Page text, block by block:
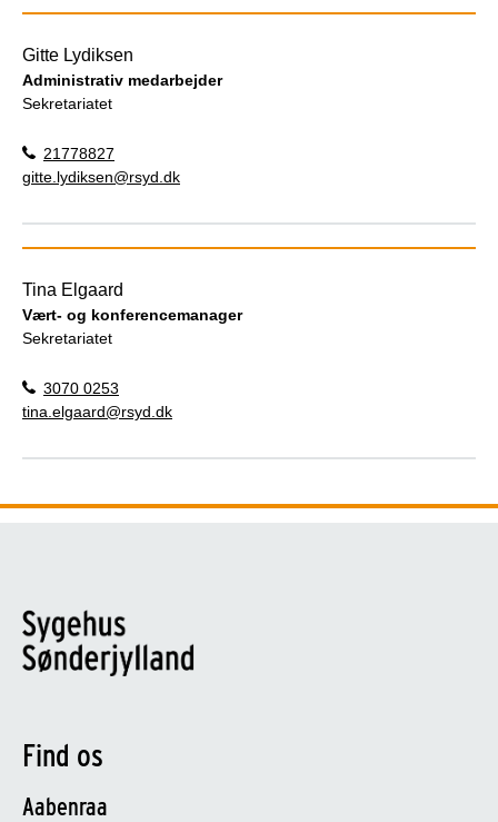
Gitte Lydiksen
Administrativ medarbejder
Sekretariatet
21778827
gitte.lydiksen@rsyd.dk
Tina Elgaard
Vært- og konferencemanager
Sekretariatet
3070 0253
tina.elgaard@rsyd.dk
Find os
Aabenraa